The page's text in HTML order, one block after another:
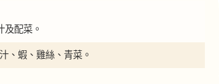
及配菜。
、蝦、雞絲、青菜。